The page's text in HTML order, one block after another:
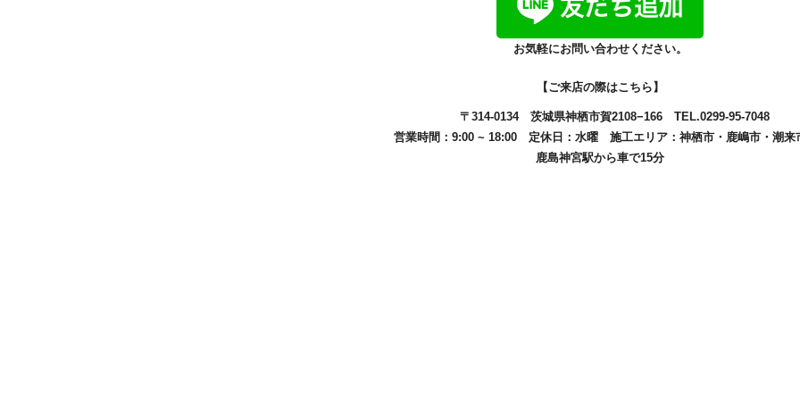
お気軽にお問い合わせください。
【ご来店の際はこちら】
〒314-0134 茨城県神栖市賀2108−166 TEL.0299-95-7048
営業時間：9:00 ~ 18:00 定休日：水曜 施工エリア： 神栖市・ 鹿嶋市・ 潮来
鹿島神宮駅から車で15分